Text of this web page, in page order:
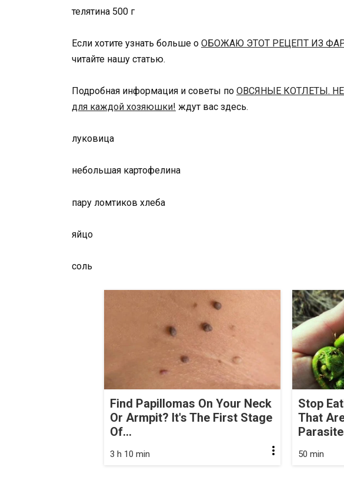
телятина 500 г
Если хотите узнать больше о ОБОЖАЮ ЭТОТ РЕЦЕПТ ИЗ
читайте нашу статью.
Подробная информация и советы по ОВСЯНЫЕ КОТЛЕТЫ.
для каждой хозяюшки! ждут вас здесь.
луковица
небольшая картофелина
пару ломтиков хлеба
яйцо
соль
Find Papillomas On Your Neck
Or Armpit? It's The First Stage
Of...
3 h 10 min
Stop
That
50 min